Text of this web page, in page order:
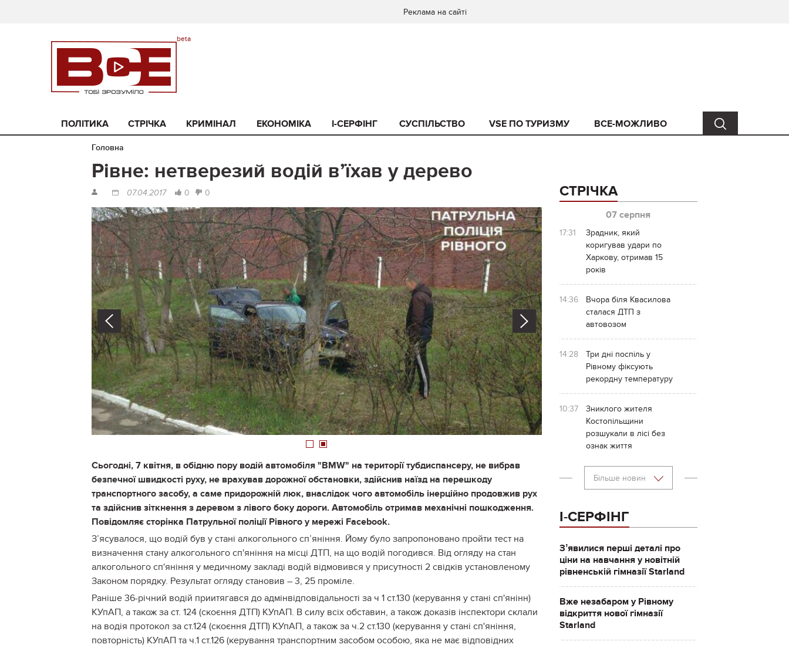
Реклама на сайті
ПОЛІТИКА СТРІЧКА КРИМІНАЛ ЕКОНОМІКА I-СЕРФІНГ СУСПІЛЬСТВО VSE ПО ТУРИЗМУ ВСЕ-МОЖЛИВО
Головна
Рівне: нетверезий водій в’їхав у дерево
07.04.2017 0 0
Prev Next
1 2
Сьогодні, 7 квітня, в обідню пору водій автомобіля "BMW" на території тубдиспансеру, не вибрав
безпечної швидкості руху, не врахував дорожної обстановки, здійснив наїзд на перешкоду
транспортного засобу, а саме придорожній люк, внаслідок чого автомобіль інерційно продовжив рух
та здійснив зіткнення з деревом з лівого боку дороги. Автомобіль отримав механічні пошкодження.
Повідомляє сторінка Патрульної поліції Рівного у мережі Facebook.
З’ясувалося, що водій був у стані алкогольного сп’яніння. Йому було запропоновано пройти тест на
визначення стану алкогольного сп'яніння на місці ДТП, на що водій погодився. Від огляду на стан
алкогольного сп'яніння у медичному закладі водій відмовився у присутності 2 свідків установленому
Законом порядку. Результат огляду становив – 3, 25 проміле.
Раніше 36-річний водій приитягався до адмінвідповідальності за ч 1 ст.130 (керування у стані сп'янінн)
КУпАП, а також за ст. 124 (скоєння ДТП) КУпАП. В силу всіх обставин, а також доказів інспектори склали
на водія протокол за ст.124 (скоєння ДТП) КУпАП, а також за ч.2 ст.130 (керування у стані сп'яніння,
повторність) КУпАП та ч.1 ст.126 (керування транспортним засобом особою, яка не має відповідних
СТРІЧКА
07 серпня
17:31
Зрадник, який
коригував удари по
Харкову, отримав 15
років
14:36
Вчора біля Квасилова
сталася ДТП з
автовозом
14:28
Три дні поспіль у
Рівному фіксують
рекордну температуру
10:37
Зниклого жителя
Костопільщини
розшукали в лісі без
ознак життя
Більше новин
І-СЕРФІНГ
Зʼявилися перші деталі про
ціни на навчання у новітній
рівненській гімназії Starland
Вже незабаром у Рівному
відкриття нової гімназії
Starland